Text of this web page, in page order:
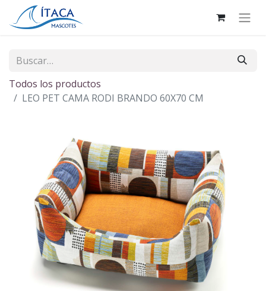
Todos los productos
LEO PET CAMA RODI BRANDO 60X70 CM